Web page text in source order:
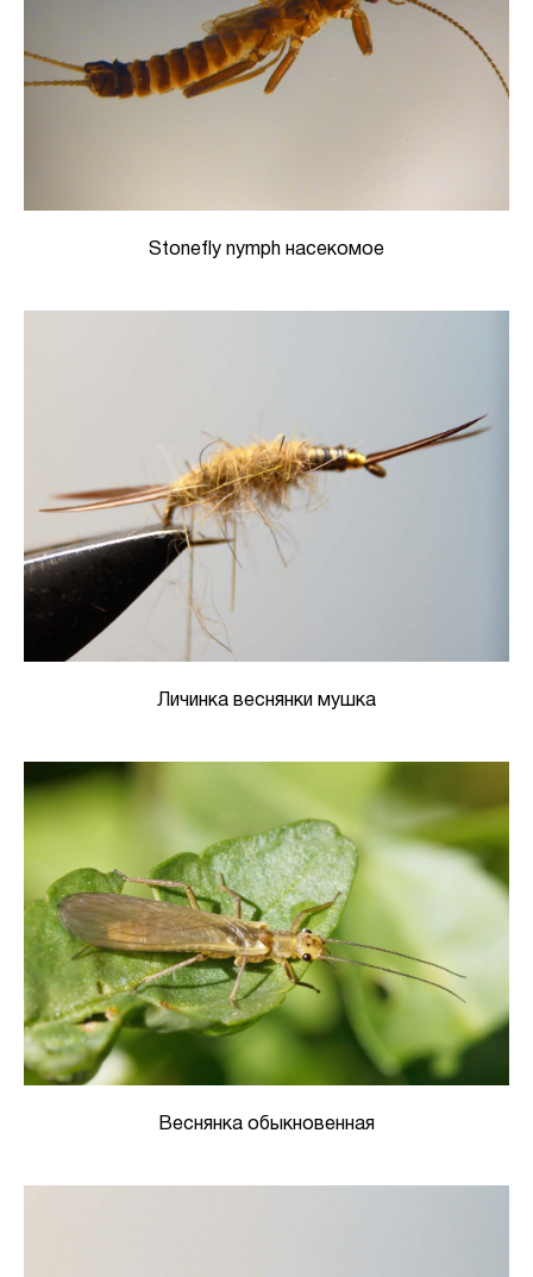
Stonefly nymph насекомое
Личинка веснянки мушка
Веснянка обыкновенная